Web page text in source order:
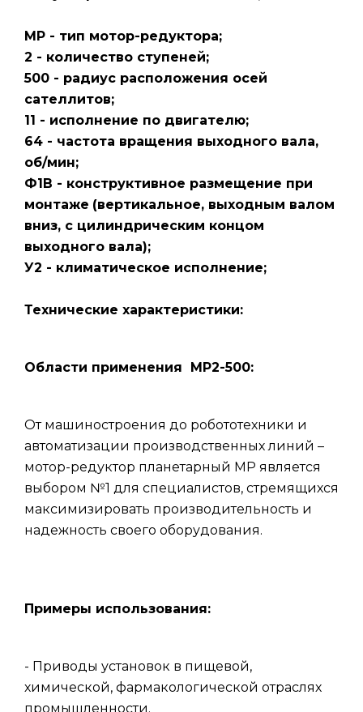
МР - тип мотор-редуктора;
2 - количество ступеней;
500 - радиус расположения осей
сателлитов;
11 - исполнение по двигателю;
64 - частота вращения выходного вала,
об/мин;
Ф1В - конструктивное размещение при
монтаже (вертикальное, выходным валом
вниз, с цилиндрическим концом
выходного вала);
У2 - климатическое исполнение;
Технические характеристики:
Области применения МР2-500:
От машиностроения до робототехники и
автоматизации производственных линий –
мотор-редуктор планетарный МР является
выбором №1 для специалистов, стремящихся
максимизировать производительность и
надежность своего оборудования.
Примеры использования:
- Приводы установок в пищевой,
химической, фармакологической отраслях
промышленности.